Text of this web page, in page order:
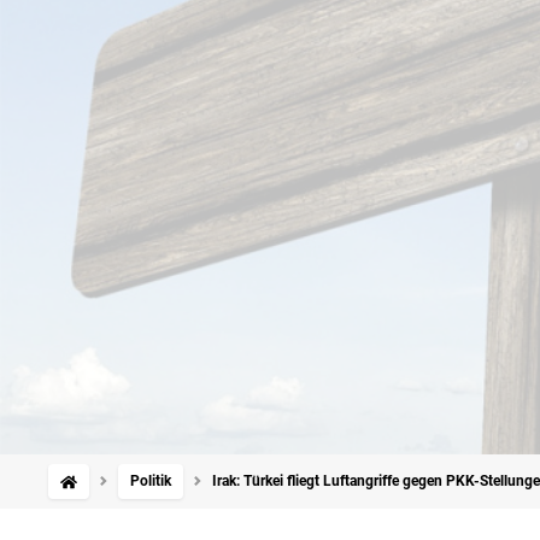
Politik Irak: Türkei fliegt Luftangriffe gegen PKK-